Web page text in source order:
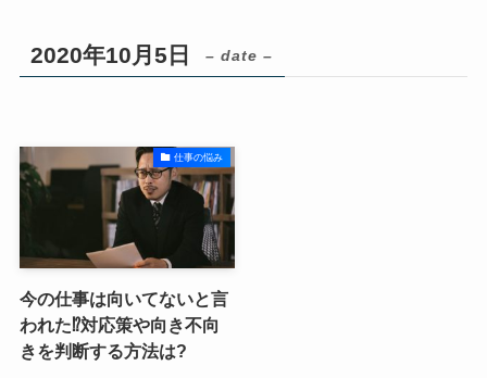
2020年10月5日 – date –
仕事の悩み
今の仕事は向いてないと言
われた⁉対応策や向き不向
きを判断する方法は?